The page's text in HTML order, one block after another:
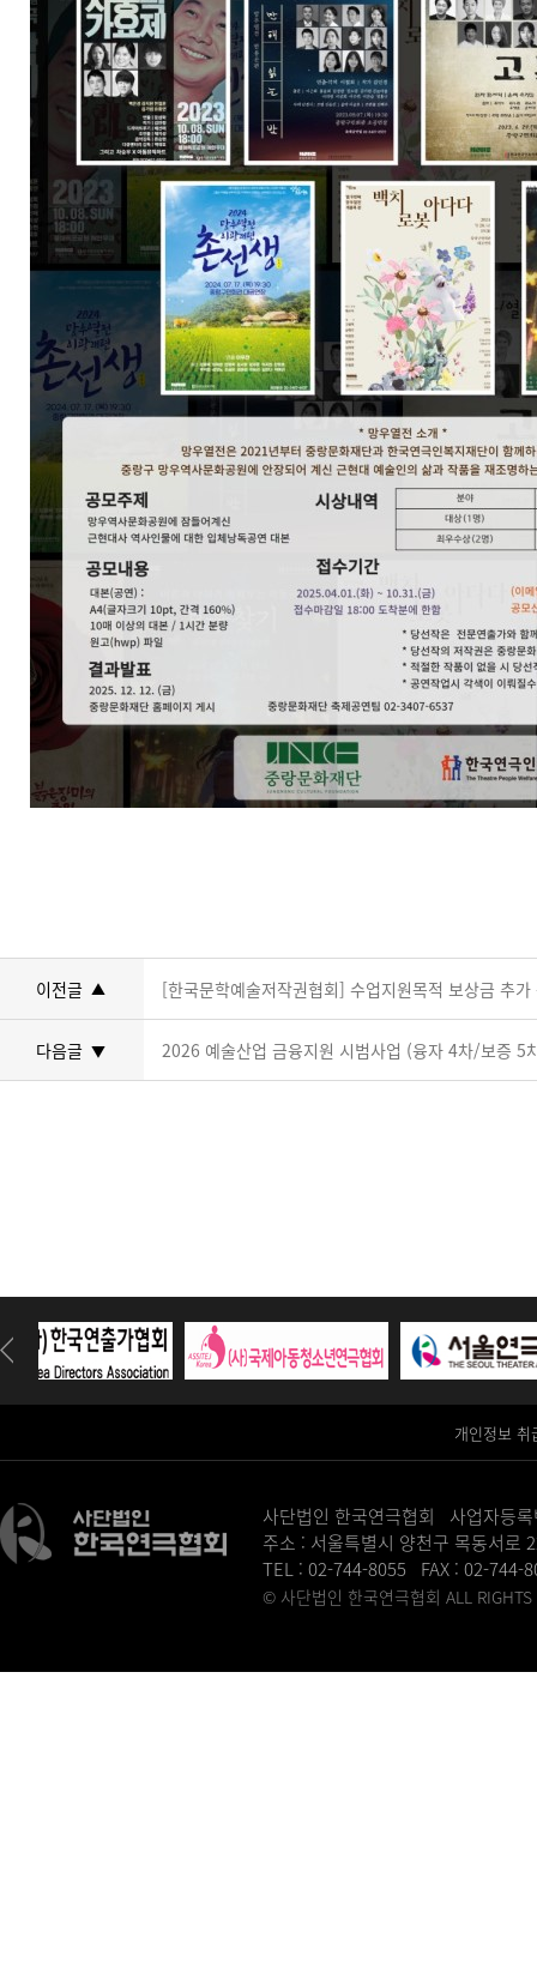
이전글 ▲ [한국문학예술저작권협회] 수업지원목적 보상금 추가
다음글 ▼ 2026 예술산업 금융지원 시범사업 (융자 4차/보증 5
개인정보 취
사단법인 한국연극협회 사업자등
주소 : 서울특별시 양천구 목동서로
TEL : 02-744-8055 FAX : 02-
© 사단법인 한국연극협회 ALL RIGHTS